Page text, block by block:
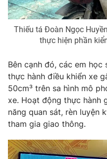
Thị trường 24h
VTV9
Liên hệ tòa soạn
THỜI BÁO VTV
Thiếu tá Đoàn Ngọc
thực hiện phần
Bên cạnh đó, các em
thực hành điều khiển xe
50cm³ trên sa hình mô
xe. Hoạt động thực hành
năng quan sát, rèn luyện
tham gia giao thông.